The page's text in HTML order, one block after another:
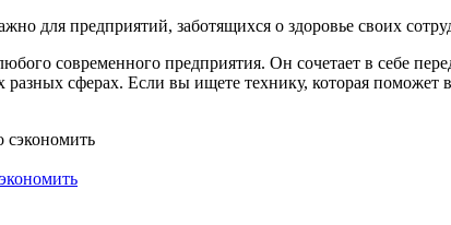
для предприятий, заботящихся о здоровье своих
современного предприятия. Он сочетает в себе
сферах. Если вы ищете технику, которая поможет